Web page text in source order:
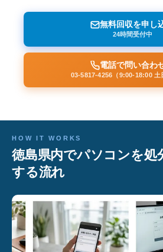
無料回収を申し
24時間受付中
電話で問い合わ
03-5817-4256（9:00-18:00 土
HOW IT WORKS
徳島県内でパソコンを処
する流れ